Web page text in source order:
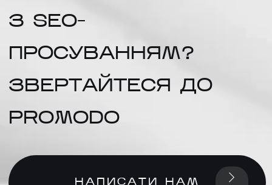
З SEO-
ПРОСУВАННЯМ?
ЗВЕРТАЙТЕСЯ ДО
PROMODO
НАПИСАТИ НАМ